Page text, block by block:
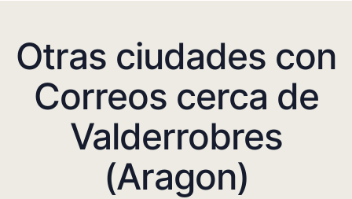
Otras ciudades con
Correos cerca de
Valderrobres
(Aragon)